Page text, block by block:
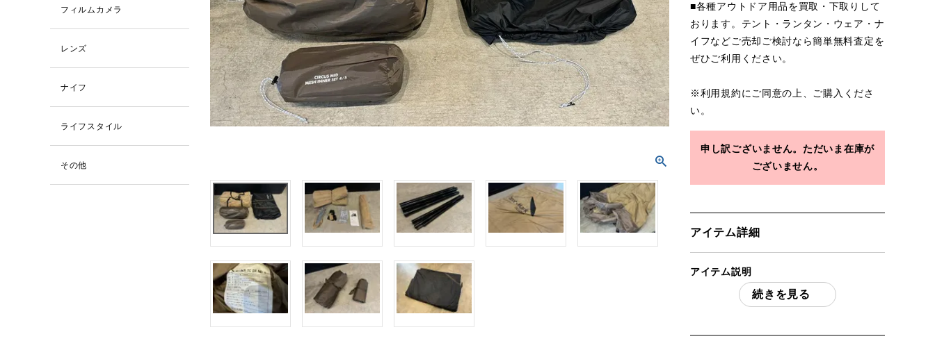
■各種アウトドア用品を買取・下取りして
おります。テント・ランタン・ウェア・ナ
イフなどご売却ご検討なら簡単無料査定を
ぜひご利用ください。
※利用規約にご同意の上、ご購入くださ
い。
申し訳ございません。ただいま在庫が
ございません。
アイテム詳細
アイテム説明
tent-Mark DESIGNS テンマクデザインサ
続きを見る
フィルムカメラ
レンズ
ナイフ
ライフスタイル
その他